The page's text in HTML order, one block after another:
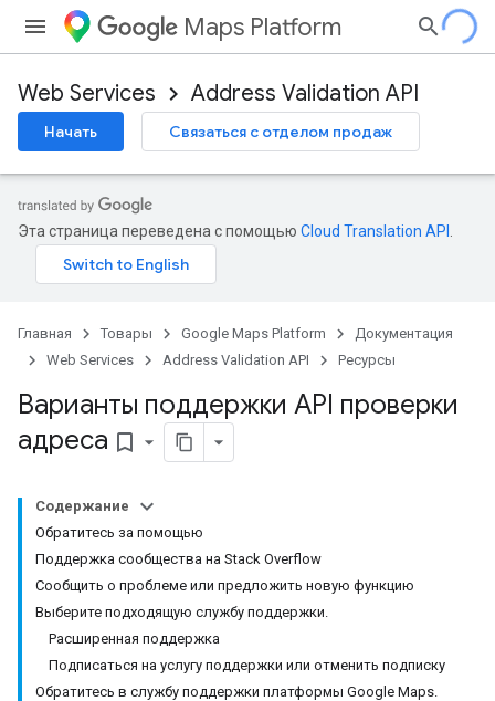
Maps Platform
Web Services Address Validation API
Начать Связаться с отделом продаж
Эта страница переведена с помощью Cloud Translation API
Главная Товары Google Maps Platform
Документация
Web Services
Address Validation API Ресурсы
Варианты поддержки API проверки
адреса bookmark_border
Содержание
Обратитесь за помощью
Поддержка сообщества на Stack Overflow
Сообщить о проблеме или предложить новую функцию
Выберите подходящую службу поддержки.
Расширенная поддержка
Подписаться на услугу поддержки или отменить подписку
Обратитесь в службу поддержки платформы Google Maps.